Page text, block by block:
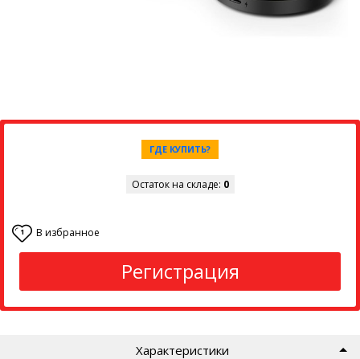
ГДЕ КУПИТЬ?
Остаток на складе: 0
1 В избранное
Регистрация
Характеристики